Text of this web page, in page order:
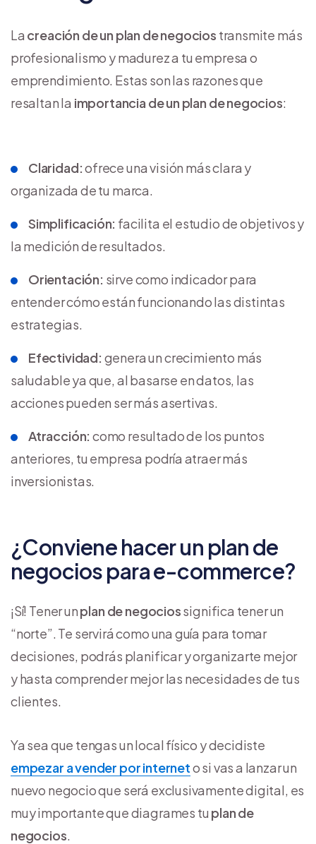
La creación de un plan de negocios transmite más
profesionalismo y madurez a tu empresa o
emprendimiento. Estas son las razones que
resaltan la importancia de un plan de negocios:
Claridad:ofrece una visión más clara y
organizada de tu marca.
Simplificación: facilita el estudio de objetivos y
la medición de resultados.
Orientación: sirve como indicador para
entender cómo están funcionando las distintas
estrategias.
Efectividad: genera un crecimiento más
saludable ya que, al basarse en datos, las
acciones pueden ser más asertivas.
Atracción:como resultado de los puntos
anteriores, tu empresa podría atraer más
inversionistas.
¿Conviene hacer un plan de
negocios para e-commerce?
¡Sí! Tener unplan de negociossignifica tener un
“norte”. Te servirá como una guía para tomar
decisiones, podrás planificar y organizarte mejor
y hasta comprender mejor las necesidades de tus
clientes.
Ya sea que tengas un local físico y decidiste
empezar a vender por interneto si vas a lanzar un
nuevo negocio que será exclusivamente digital, es
muy importante que diagrames tu plan de
negocios.